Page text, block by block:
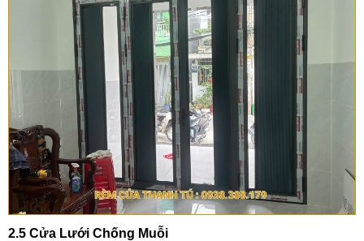
2.5 Cửa Lưới Chống Muỗi